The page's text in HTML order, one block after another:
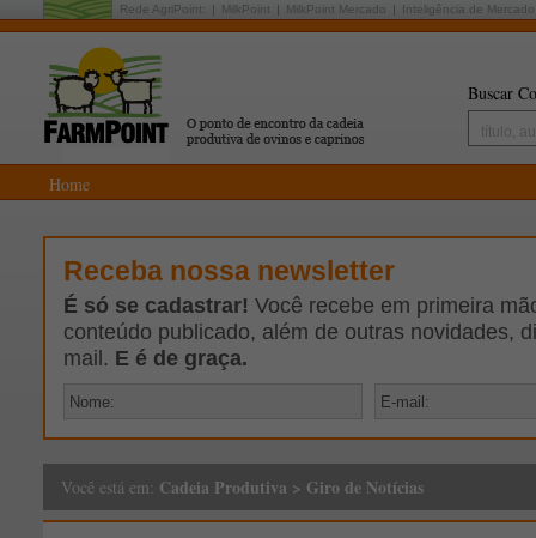
Rede AgriPoint: MilkPoint MilkPoint Mercado Inteligência de Mercado
Buscar
Home
Receba nossa newsletter
É só se cadastrar! Você recebe em primeira
conteúdo publicado, além de outras novidades,
mail. E é de graça.
Você está em: Cadeia Produtiva > Giro de Notícias